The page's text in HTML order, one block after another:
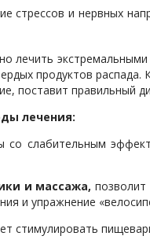
стрессов и нервных
лечить
продуктов
поставит правильный
лечения:
со слабительным
и массажа, позволит
и упражнение
стимулировать